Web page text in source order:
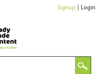
Signup Login